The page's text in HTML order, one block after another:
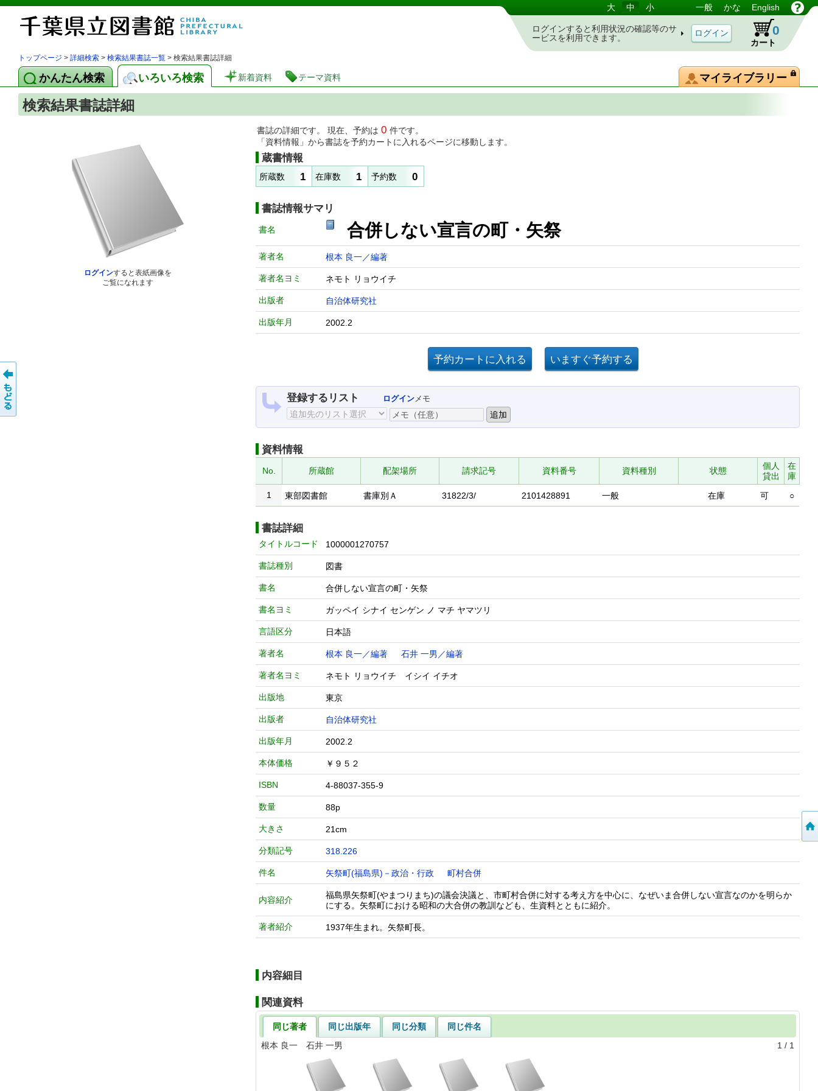
図書館 蔵書検索・予約システム 大 中 小 一般 かな English
ログインすると利用状況の確認等のサ
ービスを利用できます。
カート
0
トップページ > 詳細検索 > 検索結果書誌一覧 > 検索結果書誌詳細
かんたん検索 いろいろ検索 新着資料 テーマ資料 マイライブラリー
検索結果書誌詳細
ログインすると表紙画像を
ご覧になれます
書誌の詳細です。 現在、予約は 0 件です。
「資料情報」から書誌を予約カートに入れるページに移動します。
蔵書情報
所蔵数 1 在庫数 1 予約数 0
書誌情報サマリ
書名 合併しない宣言の町・矢祭
著者名 根本 良一／編著
著者名ヨミ ネモト リョウイチ
出版者 自治体研究社
出版年月 2002.2
登録するリスト ログインメモ
資料情報
No. 所蔵館 配架場所 請求記号 資料番号 資料種別 状態
個人
貸出
在
庫
1
東部図書館 書庫別Ａ 31822/3/ 2101428891 一般 在庫 可 ○
書誌詳細
タイトルコード 1000001270757
書誌種別 図書
書名 合併しない宣言の町・矢祭
書名ヨミ ガッペイ シナイ センゲン ノ マチ ヤマツリ
言語区分 日本語
著者名 根本 良一／編著 石井 一男／編著
著者名ヨミ ネモト リョウイチ イシイ イチオ
出版地 東京
出版者 自治体研究社
出版年月 2002.2
本体価格 ￥９５２
ISBN 4-88037-355-9
数量 88p
大きさ 21cm
分類記号 318.226
件名 矢祭町(福島県)－政治・行政 町村合併
内容紹介
福島県矢祭町(やまつりまち)の議会決議と、市町村合併に対する考え方を中心に、なぜいま合併しない宣言なのかを明らか
にする。矢祭町における昭和の大合併の教訓なども、生資料とともに紹介。
著者紹介 1937年生まれ。矢祭町長。
内容細目
関連資料
同じ著者 同じ出版年 同じ分類
同じ件名
根本 良一 石井 一男
1 / 1